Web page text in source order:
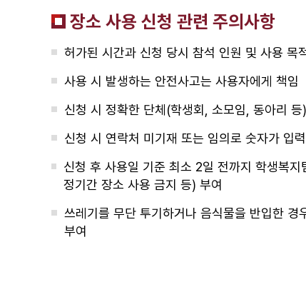
장소 사용 신청 관련 주의사항
허가된 시간과 신청 당시 참석 인원 및 사용
사용 시 발생하는 안전사고는 사용자에게 책임
신청 시 정확한 단체(학생회, 소모임, 동아리
신청 시 연락처 미기재 또는 임의로 숫자가 입
신청 후 사용일 기준 최소 2일 전까지 학생복
정기간 장소 사용 금지 등) 부여
쓰레기를 무단 투기하거나 음식물을 반입한
부여